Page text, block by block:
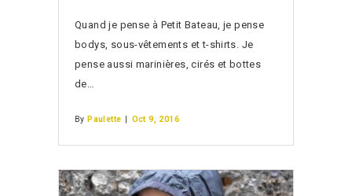
Quand je pense à Petit Bateau, je pense
bodys, sous-vêtements et t-shirts. Je
pense aussi marinières, cirés et bottes
de…
By Paulette | Oct 9, 2016